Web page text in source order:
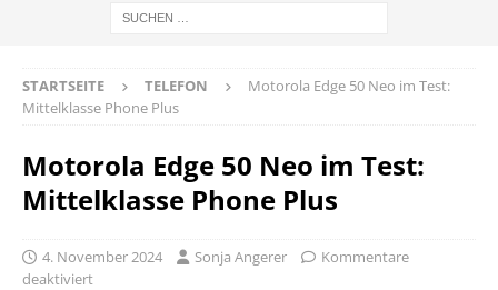
STARTSEITE TELEFON
Motorola Edge 50 Neo im Test:
Mittelklasse Phone Plus
Motorola Edge 50 Neo im Test:
Mittelklasse Phone Plus
4. November 2024 Sonja Angerer
Kommentare
deaktiviert